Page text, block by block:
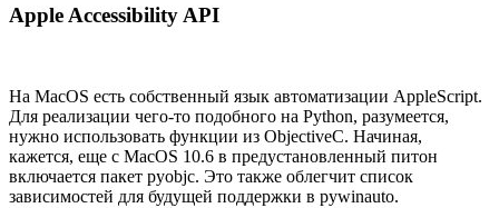
Apple Accessibility API
На MacOS есть собственный язык автоматизации AppleScript.
Для реализации чего-то подобного на Python, разумеется,
нужно использовать функции из ObjectiveC. Начиная,
кажется, еще с MacOS 10.6 в предустановленный питон
включается пакет pyobjc. Это также облегчит список
зависимостей для будущей поддержки в pywinauto.